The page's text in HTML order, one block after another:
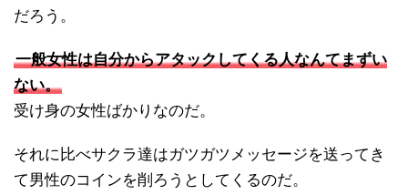
だろう。
一般女性は自分からアタックしてくる人なんてまずい
ない。
受け身の女性ばかりなのだ。
それに比べサクラ達はガツガツメッセージを送ってき
て男性のコインを削ろうとしてくるのだ。